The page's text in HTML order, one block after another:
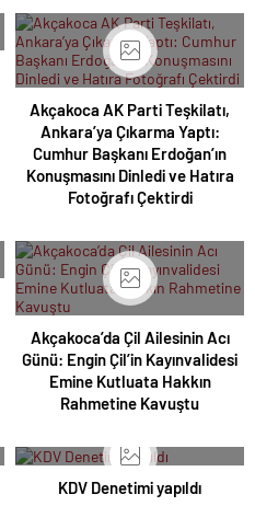
Akçakoca AK Parti Teşkilatı,
Ankara’ya Çıkarma Yaptı:
Cumhur Başkanı Erdoğan’ın
Konuşmasını Dinledi ve Hatıra
Fotoğrafı Çektirdi
Akçakoca’da Çil Ailesinin Acı
Günü: Engin Çil’in Kayınvalidesi
Emine Kutluata Hakkın
Rahmetine Kavuştu
KDV Denetimi yapıldı